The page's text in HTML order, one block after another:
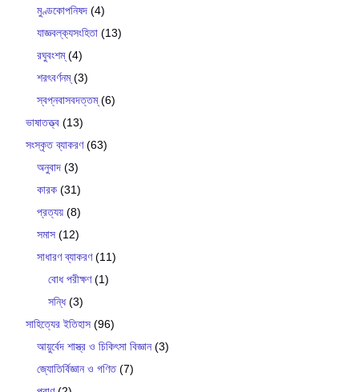
মুণ্ডকোপনিষদ (4)
যাজ্ঞবল্ক‍্যসংহিতা (13)
রঘুবংশম্(4)
শরৎবর্ণনম্(3)
স্বপ্নবাসবদত্তম্(6)
ভাষাতত্ত্ব (13)
সংস্কৃত ব্যাকরণ(63)
অনুবাদ (3)
কারক (31)
প্রত্যয় (8)
সমাস (12)
সাধারণ ব্যাকরণ(11)
বোধ পরীক্ষণ(1)
সন্ধি(3)
সাহিত্যের ইতিহাস (96)
আয়ুর্বেদ শাস্ত্র ও চিকিৎসা বিজ্ঞান(3)
জ্যোতির্বিজ্ঞান ও গণিত(7)